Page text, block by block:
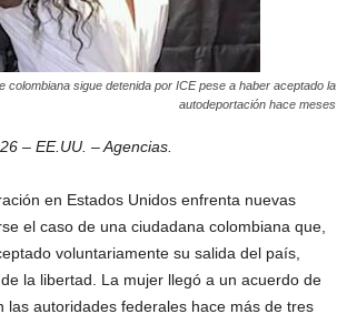
colombiana sigue detenida por ICE pese a haber aceptado la
autodeportación hace meses
– EE.UU. – Agencias.
en Estados Unidos enfrenta nuevas
el caso de una ciudadana colombiana que,
voluntariamente su salida del país,
la libertad. La mujer llegó a un acuerdo de
las autoridades federales hace más de tres